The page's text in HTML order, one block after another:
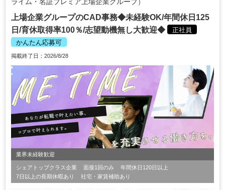
上場企業グループのCAD事務◆未経験OK/年間休日125
日/育休取得率100％/志望動機無し大歓迎◆
正社員
かんたん応募可
掲載終了日：2026/8/28
業界未経験歓迎
シェアトップクラス企業 面接1回のみ
年間休日120日以上
7日以上の長期休暇あり
社宅・家賃補助あり